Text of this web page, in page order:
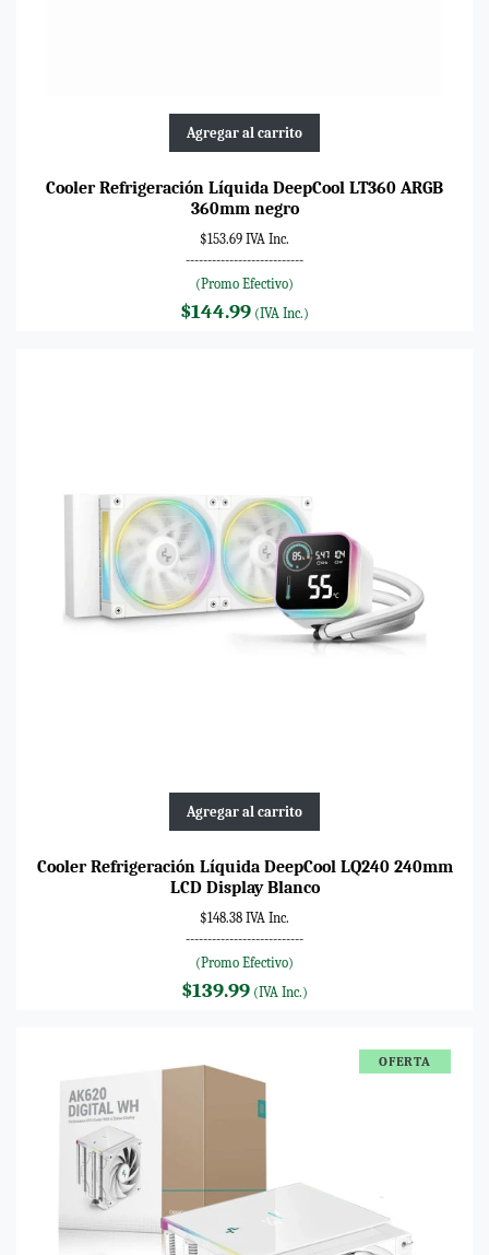
Agregar al carrito
Cooler Refrigeración Líquida DeepCool LT360 ARGB
360mm negro
$153.69 IVA Inc.
---------------------------
(Promo Efectivo)
$144.99 (IVA Inc.)
Agregar al carrito
Cooler Refrigeración Líquida DeepCool LQ240 240mm
LCD Display Blanco
$148.38 IVA Inc.
---------------------------
(Promo Efectivo)
$139.99 (IVA Inc.)
OFERTA